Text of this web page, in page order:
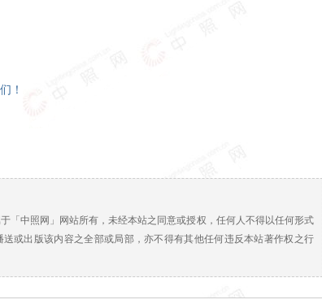
！
「中照网」网站所有，未经本站之同意或授权，任何人不得以任何形式
或出版该内容之全部或局部，亦不得有其他任何违反本站著作权之行